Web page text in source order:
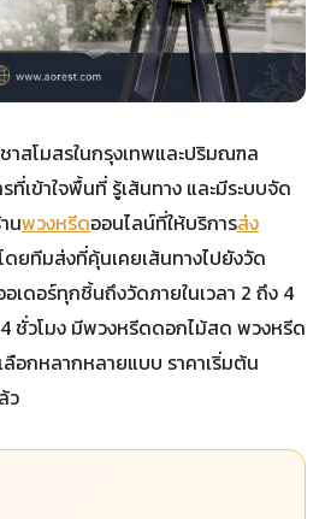
าสโมสรในกรุงเทพและปริมณฑล
ที่เข้าใจพื้นที่ รู้เส้นทาง และมีระบบจัด
นพวงหรีดออนไลน์ที่ให้บริการส่ง
ดยทีมส่งที่คุ้นเคยเส้นทางไปยังวัด
เดอร์ทุกชิ้นถึงวัดภายในเวลา 2 ถึง 4
ชั่วโมง มีพวงหรีดดอกไม้สด พวงหรีด
ลือกหลากหลายแบบ ราคาเริ่มต้น
ว